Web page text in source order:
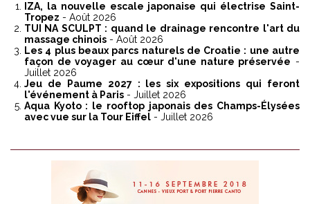
IZA, la nouvelle escale japonaise qui électrise Saint-
Tropez - Août 2026
TUI NA SCULPT : quand le drainage rencontre l'art du
massage chinois - Août 2026
Les 4 plus beaux parcs naturels de Croatie : une autre
façon de voyager au cœur d'une nature préservée -
Juillet 2026
Jeu de Paume 2027 : les six expositions qui feront
l'événement à Paris - Juillet 2026
Aqua Kyoto : le rooftop japonais des Champs-Élysées
avec vue sur la Tour Eiffel - Juillet 2026